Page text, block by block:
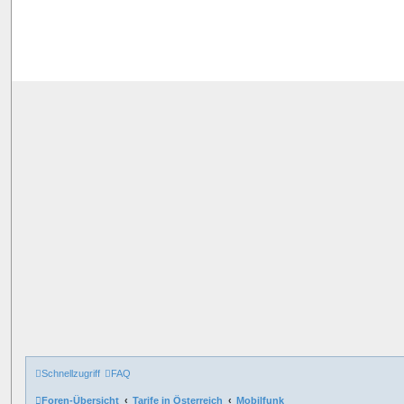
Schnellzugriff FAQ
Foren-Übersicht Tarife in Österreich Mobilfunk